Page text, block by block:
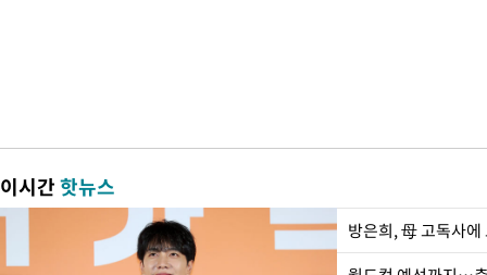
이시간핫뉴스
방은희, 母 고독사